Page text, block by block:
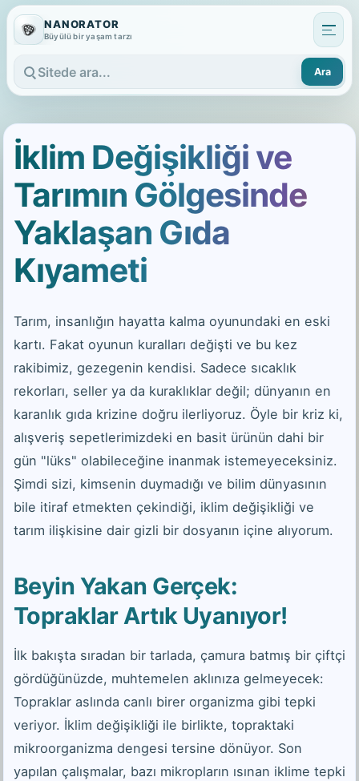
NANORATOR
Büyülü bir yaşam tarzı
Sitede ara
Ara
İklim Değişikliği ve
Tarımın Gölgesinde
Yaklaşan Gıda
Kıyameti
Tarım, insanlığın hayatta kalma oyunundaki en eski
kartı. Fakat oyunun kuralları değişti ve bu kez
rakibimiz, gezegenin kendisi. Sadece sıcaklık
rekorları, seller ya da kuraklıklar değil; dünyanın en
karanlık gıda krizine doğru ilerliyoruz. Öyle bir kriz ki,
alışveriş sepetlerimizdeki en basit ürünün dahi bir
gün "lüks" olabileceğine inanmak istemeyeceksiniz.
Şimdi sizi, kimsenin duymadığı ve bilim dünyasının
bile itiraf etmekten çekindiği, iklim değişikliği ve
tarım ilişkisine dair gizli bir dosyanın içine alıyorum.
Beyin Yakan Gerçek:
Topraklar Artık Uyanıyor!
İlk bakışta sıradan bir tarlada, çamura batmış bir çiftçi
gördüğünüzde, muhtemelen aklınıza gelmeyecek:
Topraklar aslında canlı birer organizma gibi tepki
veriyor. İklim değişikliği ile birlikte, topraktaki
mikroorganizma dengesi tersine dönüyor. Son
yapılan çalışmalar, bazı mikropların ısınan iklime tepki